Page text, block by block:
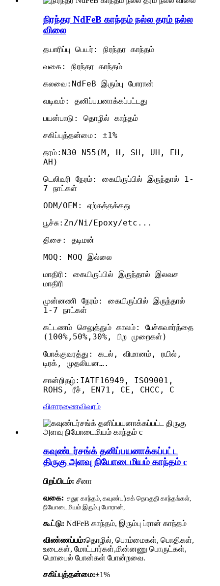
நிரந்தர NdFeB காந்தம் நல்ல தரம் நல்ல
விலை
தயாரிப்பு பெயர்: நிரந்தர காந்தம்
வகை: நிரந்தர காந்தம்
கலவை:NdFeB இரும்பு போரான்
வடிவம்: தனிப்பயனாக்கப்பட்டது
பயன்பாடு: தொழில் காந்தம்
சகிப்புத்தன்மை: ±1%
தரம்:N30-N55(M, H, SH, UH, EH,
AH)
டெலிவரி நேரம்: கையிருப்பில் இருந்தால் 1-
7 நாட்கள்
ODM/OEM: ஏற்கத்தக்கது
பூச்சு:Zn/Ni/Epoxy/etc...
திசை: தடிமன்
MOQ: MOQ இல்லை
மாதிரி: கையிருப்பில் இருந்தால் இலவச
மாதிரி
முன்னணி நேரம்: கையிருப்பில் இருந்தால்
1-7 நாட்கள்
கட்டணம் செலுத்தும் காலம்: பேச்சுவார்த்தை
(100%,50%,30%, பிற முறைகள்)
போக்குவரத்து: கடல், விமானம், ரயில்,
டிரக், முதலியன….
சான்றிதழ்:IATF16949, ISO9001,
ROHS, ரீச், EN71, CE, CHCC, C
விசாரணைவிவரம்
கவுண்டர்சங்க் தனிப்பயனாக்கப்பட்ட
திருகு அளவு நியோடைமியம் காந்தம் c
பிறப்பிடம்: சீனா
வகை: சதுர காந்தம், கவுண்டர்சுக் தொகுதி காந்தங்கள்,
நியோடைமியம் இரும்பு போரான்,
கூட்டு: NdFeB காந்தம், இரும்பு ப்ரான் காந்தம்
விண்ணப்பம்:தொழில், பொம்மைகள், பொதிகள்,
உடைகள், மோட்டார்கள்,மின்னணு பொருட்கள்,
மொபைல் போன்கள் போன்றவை.
சகிப்புத்தன்மை:±1%